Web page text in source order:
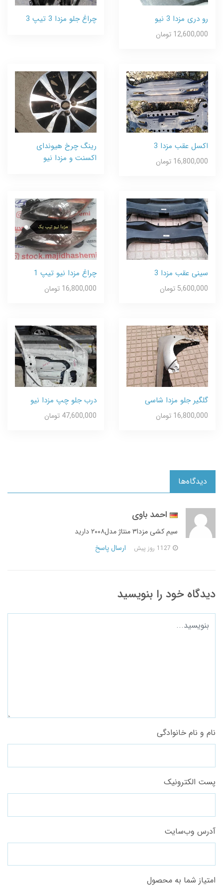
رو دری مزدا 3 نیو
12,600,000 تومان
چراغ جلو مزدا 3 تیپ 3
اکسل عقب مزدا 3
16,800,000 تومان
رینگ چرخ هیوندای
اکسنت و مزدا نیو
سینی عقب مزدا 3
5,600,000 تومان
چراغ مزدا نیو تیپ 1
16,800,000 تومان
گلگیر جلو مزدا شاسی
16,800,000 تومان
درب جلو چپ مزدا نیو
47,600,000 تومان
دیدگاه‌ها
احمد باوی
سیم کشی مزدا۳ منتاژ مدل۲۰۰۸ دارید
ارسال پاسخ
دیدگاه خود را بنویسید
نام و نام خانوادگی
پست الکترونیک
آدرس وب‌سایت
امتیاز شما به محصول